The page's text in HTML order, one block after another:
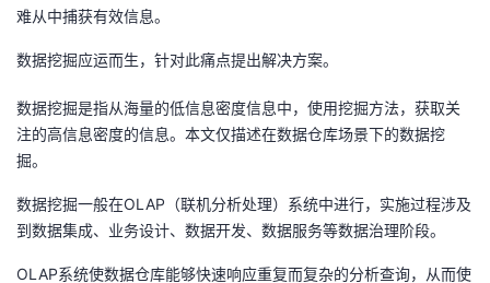
我
的
博
我
的
坛
我
圈
的
我
难从中捕获有效信息。
数据挖掘应运而生，针对此痛点提出解决方案。
数据挖掘是指从海量的低信息密度信息中，使用挖掘方法，获取关
注的高信息密度的信息。本文仅描述在数据仓库场景下的数据挖
掘。
数据挖掘一般在OLAP （联机分析处理）系统中进行，实施过程涉及
到数据集成、业务设计、数据开发、数据服务等数据治理阶段。
OLAP系统使数据仓库能够快速响应重复而复杂的分析查询，从而使